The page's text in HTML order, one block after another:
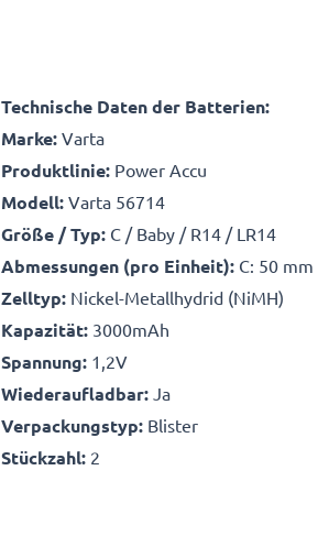
Technische Daten der Batterien:
Marke: Varta
Produktlinie: Power Accu
Modell: Varta 56714
Größe / Typ: C / Baby / R14 / LR14
Abmessungen (pro Einheit): C: 50
Zelltyp: Nickel-Metallhydrid (NiMH)
Kapazität: 3000mAh
Spannung: 1,2V
Wiederaufladbar: Ja
Verpackungstyp: Blister
Stückzahl: 2